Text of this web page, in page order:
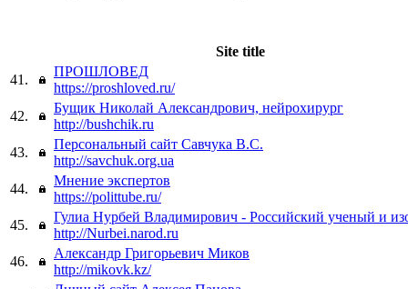
Site title
41.
ПРОШЛОВЕД
https://proshloved.ru/
42.
Бущик Николай Александрович, нейрохирург
http://bushchik.ru
43.
Персональный сайт Савчука В.С.
http://savchuk.org.ua
44.
Мнение экспертов
https://polittube.ru/
45.
Гулиа Нурбей Владимирович - Российский ученый и
http://Nurbei.narod.ru
46.
Александр Григорьевич Миков
http://mikovk.kz/